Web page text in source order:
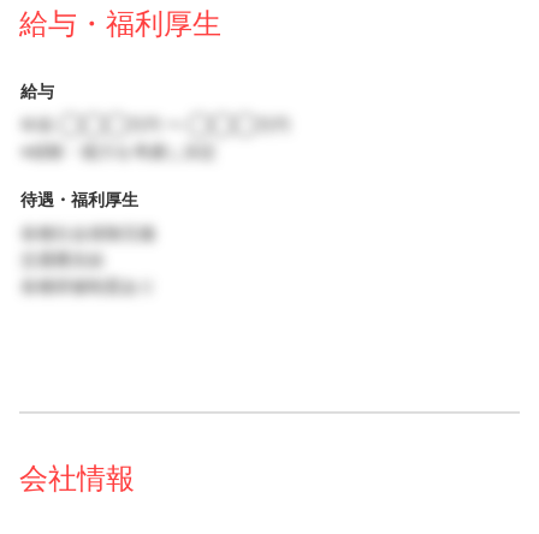
給与・福利厚生
給与
※経験・能力を考慮し決定
待遇・福利厚生
各種社会保険完備
交通費支給
各種研修制度あり
会社情報